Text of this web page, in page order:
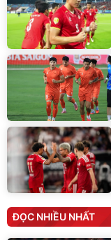
ĐỌC NHIỀU NHẤT